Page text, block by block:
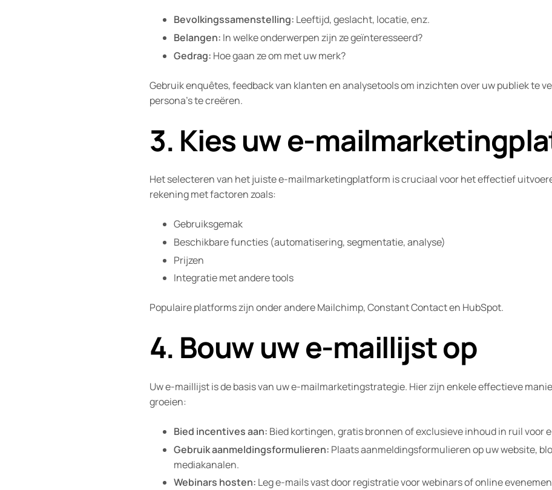
Bevolkingssamenstelling: Leeftijd, geslacht, locatie, enz.
Belangen: In welke onderwerpen zijn ze geïnteresseerd?
Gedrag: Hoe gaan ze om met uw merk?
Gebruik enquêtes, feedback van klanten en analysetools om inzichten over uw publiek te
persona’s te creëren.
3. Kies uw e-
Het selecteren van het juiste e-mailmarketingplatform is cruciaal voor het effectief
rekening met factoren zoals:
Gebruiksgemak
Beschikbare functies (automatisering, segmentatie, analyse)
Prijzen
Integratie met andere tools
Populaire platforms zijn onder andere Mailchimp, Constant Contact en HubSpot.
4. Bouw uw e-maillijst op
Uw e-maillijst is de basis van uw e-mailmarketingstrategie. Hier zijn enkele effectieve
groeien:
Bied incentives aan: Bied kortingen, gratis bronnen of exclusieve inhoud in ruil voor
Gebruik aanmeldingsformulieren: Plaats aanmeldingsformulieren op uw website,
mediakanalen.
Webinars hosten: Leg e-mails vast door registratie voor webinars of online